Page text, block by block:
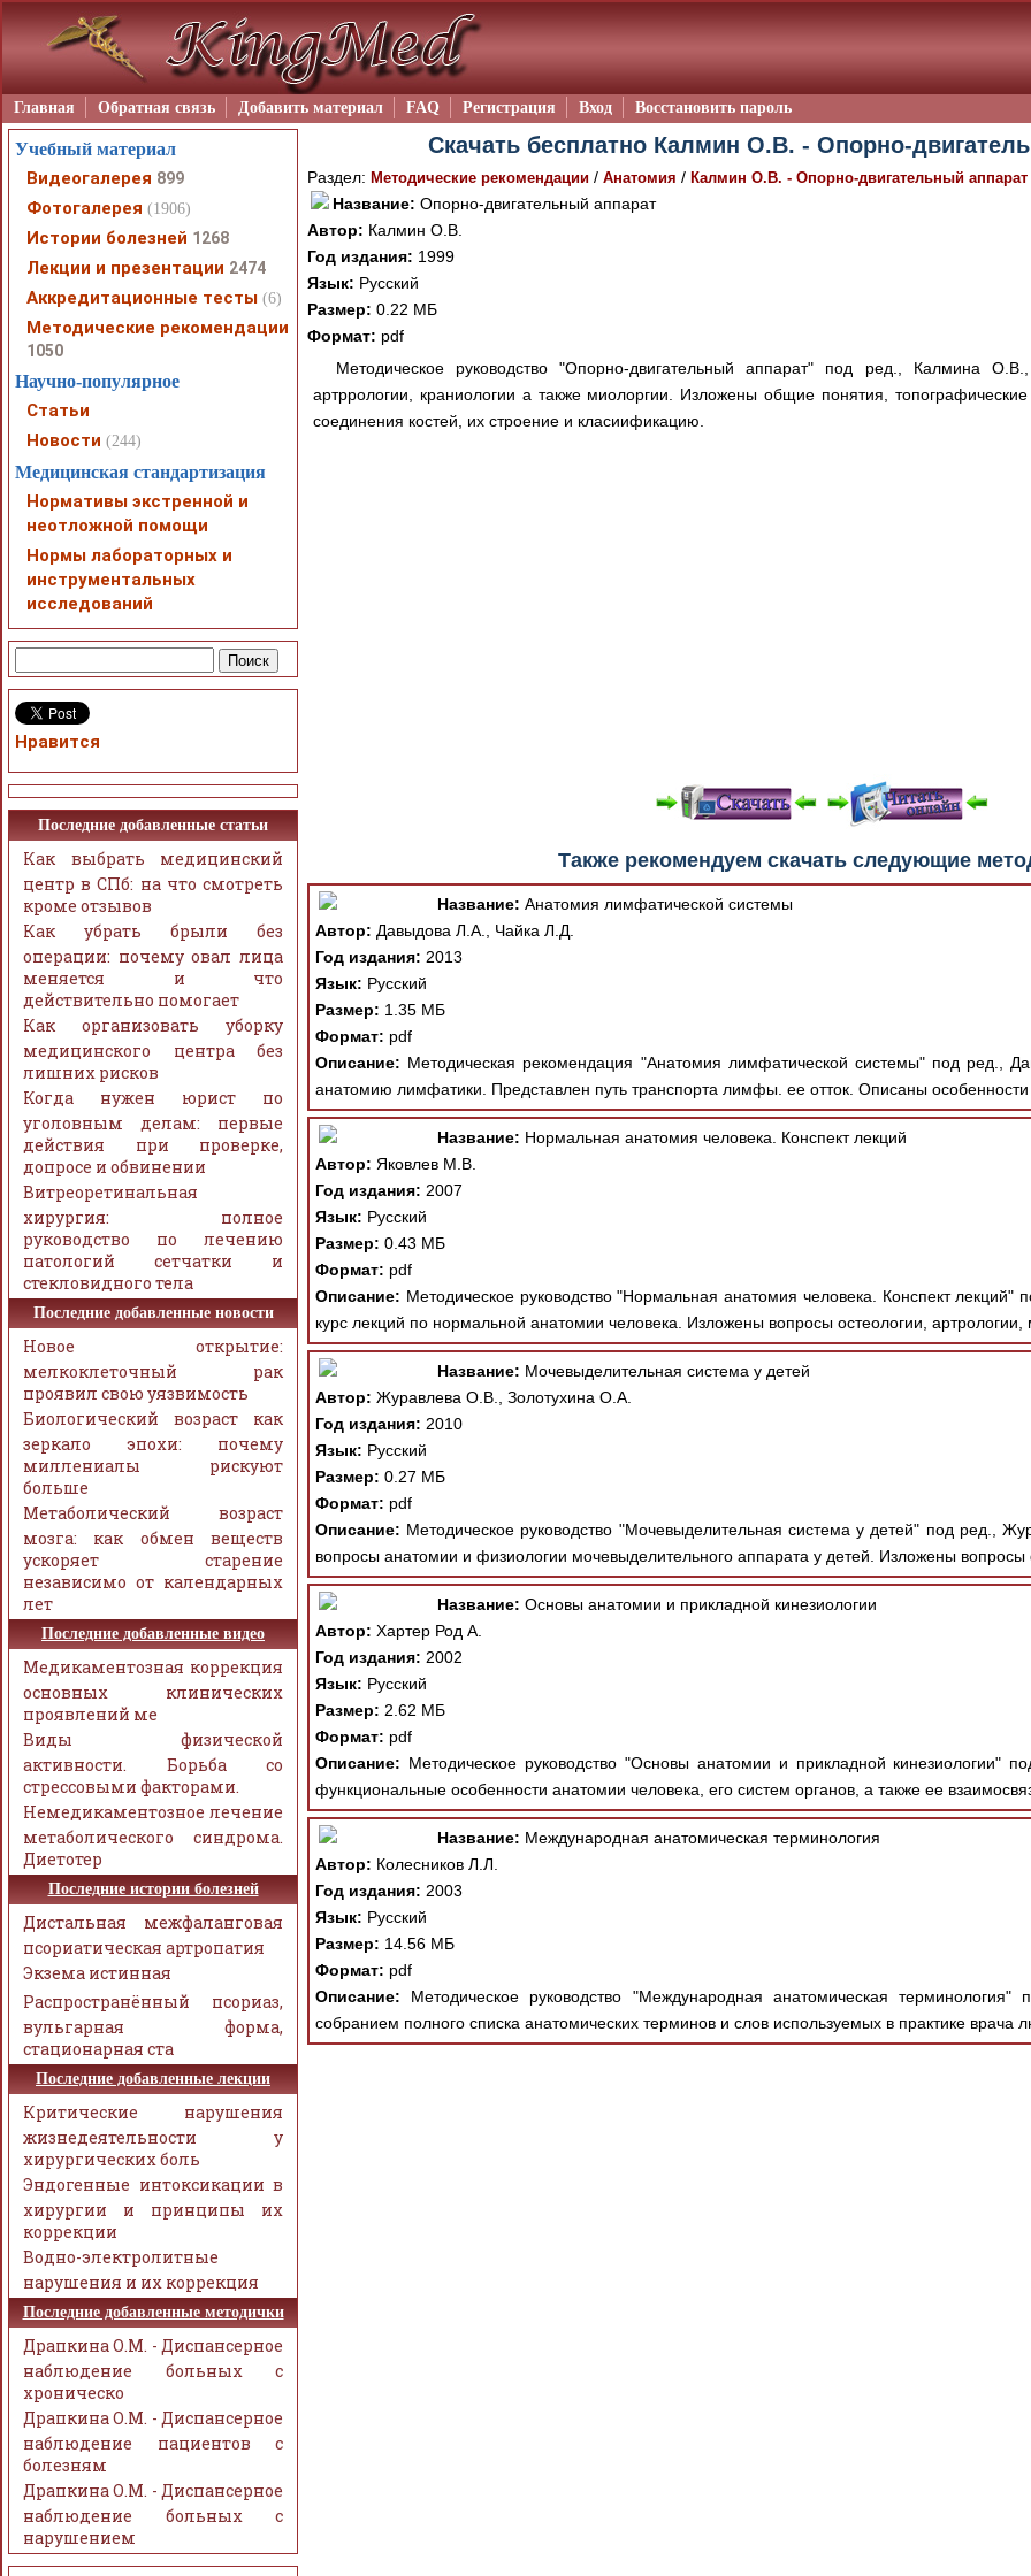
Главная Обратная связь Добавить материал FAQ Регистрация Вход Восстановить пароль
Скачать бесплатно Калмин О.В. - Опорно-
Раздел: Методические рекомендации / Анатомия / Калмин О.В. - Опорно-двигательный аппарат
Название: Опорно-двигательный аппарат
Автор: Калмин О.В.
Год издания: 1999
Язык: Русский
Размер: 0.22 МБ
Формат: pdf
Методическое руководство "Опорно-двигательный аппарат" под ред., Калмина О.В.,
артррологии, краниологии а также миолоргии. Изложены общие понятия,
соединения костей, их строение и класиификацию.
При просмотре в режиме "Читать онлайн" возможны различные ошибки отображения
поддержки Вашим браузером шрифтов и изменения размеров исходных шаблонов.
ошибка устраняется Вашим программным обеспечением автоматически.
Также рекомендуем скачать следующие
Название: Анатомия лимфатической системы
Автор: Давыдова Л.А., Чайка Л.Д.
Год издания: 2013
Язык: Русский
Размер: 1.35 МБ
Формат: pdf
Описание: Методическая рекомендация "Анатомия лимфатической системы" под ред.,
анатомию лимфатики. Представлен путь транспорта лимфы. ее отток. Описаны
Название: Нормальная анатомия человека. Конспект лекций
Автор: Яковлев М.В.
Год издания: 2007
Язык: Русский
Размер: 0.43 МБ
Формат: pdf
Описание: Методическое руководство "Нормальная анатомия человека. Конспект
курс лекций по нормальной анатомии человека. Изложены вопросы остеологии, артрологии,
Название: Мочевыделительная система у детей
Автор: Журавлева О.В., Золотухина О.А.
Год издания: 2010
Язык: Русский
Размер: 0.27 МБ
Формат: pdf
Описание: Методическое руководство "Мочевыделительная система у детей" под ред.,
вопросы анатомии и физиологии мочевыделительного аппарата у детей. Изложены вопросы
Название: Основы анатомии и прикладной кинезиологии
Автор: Хартер Род А.
Год издания: 2002
Язык: Русский
Размер: 2.62 МБ
Формат: pdf
Описание: Методическое руководство "Основы анатомии и прикладной кинезиологии"
функциональные особенности анатомии человека, его систем органов, а также ее
Название: Международная анатомическая терминология
Автор: Колесников Л.Л.
Год издания: 2003
Язык: Русский
Размер: 14.56 МБ
Формат: pdf
Описание: Методическое руководство "Международная анатомическая
собранием полного списка анатомических терминов и слов используемых в практике врача
Учебный материал
Видеогалерея 899
Фотогалерея (1906)
Истории болезней 1268
Лекции и презентации 2474
Аккредитационные тесты (6)
Методические рекомендации
1050
Научно-популярное
Статьи
Новости (244)
Медицинская стандартизация
Нормативы экстренной и
неотложной помощи
Нормы лабораторных и
инструментальных
исследований
Нравится
Последние добавленные статьи
Как выбрать медицинский
центр в СПб: на что смотреть
кроме отзывов
Как убрать брыли без
операции: почему овал лица
меняется и что
действительно помогает
Как организовать уборку
медицинского центра без
лишних рисков
Когда нужен юрист по
уголовным делам: первые
действия при проверке,
допросе и обвинении
Витреоретинальная
хирургия: полное
руководство по лечению
патологий сетчатки и
стекловидного тела
Последние добавленные новости
Новое открытие:
мелкоклеточный рак
проявил свою уязвимость
Биологический возраст как
зеркало эпохи: почему
миллениалы рискуют
больше
Метаболический возраст
мозга: как обмен веществ
ускоряет старение
независимо от календарных
лет
Последние добавленные видео
Медикаментозная коррекция
основных клинических
проявлений ме
Виды физической
активности. Борьба со
стрессовыми факторами.
Немедикаментозное лечение
метаболического синдрома.
Диетотер
Последние истории болезней
Дистальная межфаланговая
псориатическая артропатия
Экзема истинная
Распространённый псориаз,
вульгарная форма,
стационарная ста
Последние добавленные лекции
Критические нарушения
жизнедеятельности у
хирургических боль
Эндогенные интоксикации в
хирургии и принципы их
коррекции
Водно-электролитные
нарушения и их коррекция
Последние добавленные методички
Драпкина О.М. - Диспансерное
наблюдение больных с
хроническо
Драпкина О.М. - Диспансерное
наблюдение пациентов с
болезням
Драпкина О.М. - Диспансерное
наблюдение больных с
нарушением